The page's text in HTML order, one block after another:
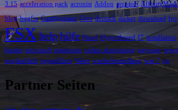
3.15 acceleration pack acronist Addon aerosoft AffinityMask
blog bugfix Configurator Core deutsch dicker download fps
FSX help hilfe Hund Hyperthreed I7 installation
limiter microsoft missionen online aktivierung payware
unglaublich upperfilters Water wiederherstellung win 7 xp
Partner Seiten